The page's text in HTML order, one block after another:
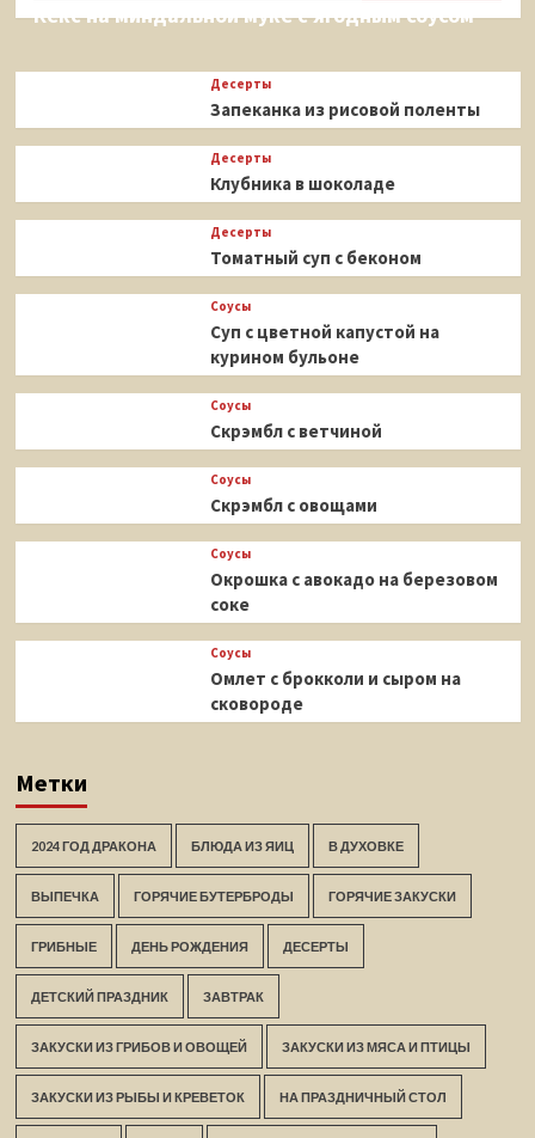
Кекс на миндальной муке с ягодным соусом
Десерты
Запеканка из рисовой поленты
Десерты
Клубника в шоколаде
Десерты
Томатный суп с беконом
Соусы
Суп с цветной капустой на
курином бульоне
Соусы
Скрэмбл с ветчиной
Соусы
Скрэмбл с овощами
Соусы
Окрошка с авокадо на березовом
соке
Соусы
Омлет с брокколи и сыром на
сковороде
Метки
2024 ГОД ДРАКОНА БЛЮДА ИЗ ЯИЦ В ДУХОВКЕ
ВЫПЕЧКА ГОРЯЧИЕ БУТЕРБРОДЫ ГОРЯЧИЕ ЗАКУСКИ
ГРИБНЫЕ ДЕНЬ РОЖДЕНИЯ ДЕСЕРТЫ
ДЕТСКИЙ ПРАЗДНИК ЗАВТРАК
ЗАКУСКИ ИЗ ГРИБОВ И ОВОЩЕЙ ЗАКУСКИ ИЗ МЯСА И ПТИЦЫ
ЗАКУСКИ ИЗ РЫБЫ И КРЕВЕТОК НА ПРАЗДНИЧНЫЙ СТОЛ